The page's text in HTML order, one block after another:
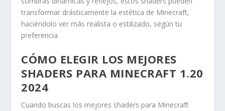
transformar drásticamente la estética de Minecraft,
haciéndolo ver más realista o estilizado, según tu
preferencia.
CÓMO ELEGIR LOS MEJORES
SHADERS PARA MINECRAFT 1.20
2024
Cuando buscas los mejores shaders para Minecraft